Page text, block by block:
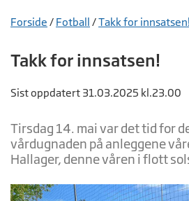
Forside / Fotball /Takk for innsatsen!
Takk for innsatsen!
Sist oppdatert 31.03.2025 kl.23.00
Tirsdag 14. mai var det tid for
vårdugnaden på anleggene
Hallager, denne våren i flott